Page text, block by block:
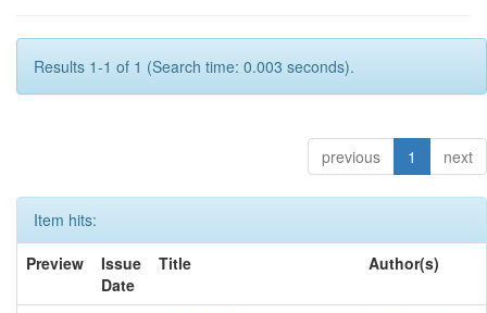
Results 1-1 of 1 (Search time: 0.003 seconds).
previous 1 next
Item hits:
Preview
Issue
Date
Title Author(s)